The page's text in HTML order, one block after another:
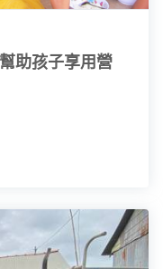
助孩子享用營